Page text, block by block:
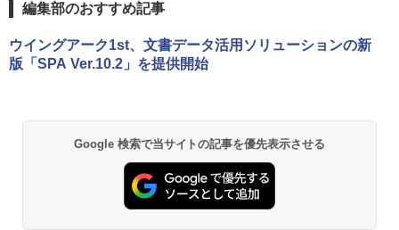
編集部のおすすめ記事
ウイングアーク1st、文書データ活用ソリューションの新
版「SPA Ver.10.2」を提供開始
Google 検索で当サイトの記事を優先表示させる